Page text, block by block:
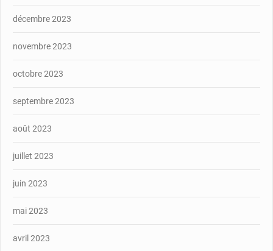
décembre 2023
novembre 2023
octobre 2023
septembre 2023
août 2023
juillet 2023
juin 2023
mai 2023
avril 2023